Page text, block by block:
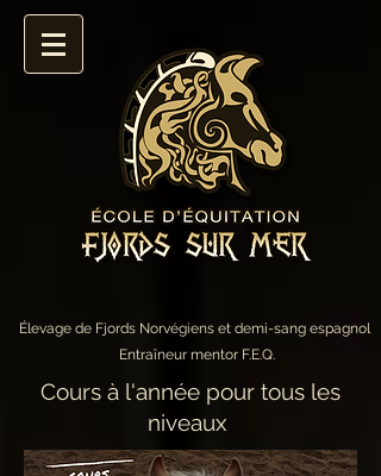
Élevage de Fjords Norvégiens et demi-sang espagnol
Entraîneur mentor F.E.Q.
Cours à l'année pour tous les
niveaux